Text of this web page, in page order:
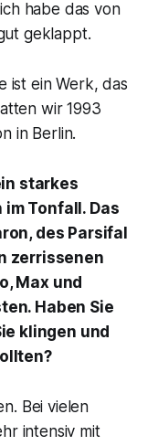
habe das von
geklappt.
ist ein Werk, das
wir 1993
in Berlin.
starkes
Tonfall. Das
des Parsifal
zerrissenen
Max und
Haben Sie
klingen und
Bei vielen
intensiv mit